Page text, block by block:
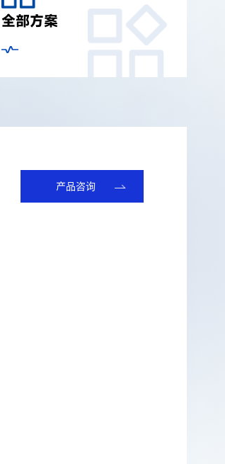
全部方案
产品咨询